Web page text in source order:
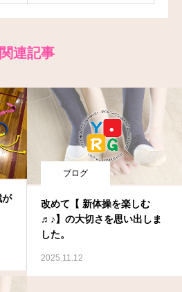
関連記事
が
ブログ
改めて【 新体操を楽しむ
♬♪】の大切さを思い出しま
した。
2025.11.12